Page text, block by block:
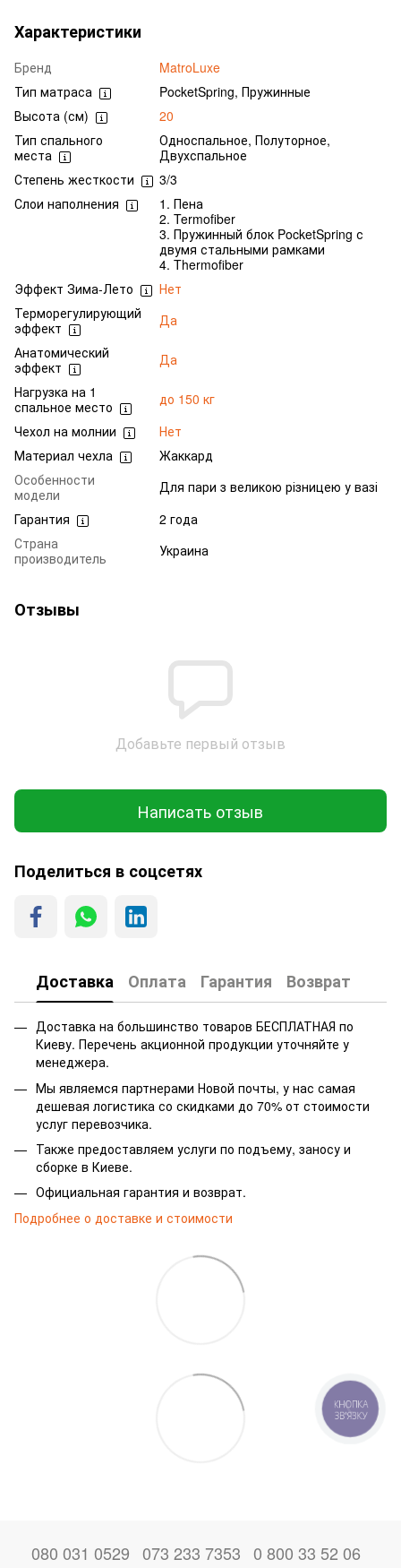
Характеристики
Бренд
MatroLuxe
Тип матраса
PocketSpring, Пружинные
Высота (см)
20
Тип спального
места
Односпальное, Полуторное,
Двухспальное
Степень жесткости
3/3
Слои наполнения
1. Пена
2. Termofiber
3. Пружинный блок PocketSpring с
двумя стальными рамками
4. Thermofiber
Эффект Зима-Лето
Нет
Терморегулирующий
эффект
Да
Анатомический
эффект
Да
Нагрузка на 1
спальное место
до 150 кг
Чехол на молнии
Нет
Материал чехла
Жаккард
Особенности
модели
Для пари з великою різницею у вазі
Гарантия
2 года
Страна
производитель
Украина
Отзывы
Добавьте первый отзыв
Написать отзыв
Поделиться в соцсетях
Доставка Оплата Гарантия Возврат
Доставка на большинство товаров БЕСПЛАТНАЯ по
Киеву. Перечень акционной продукции уточняйте у
менеджера.
Мы являемся партнерами Новой почты, у нас самая
дешевая логистика со скидками до 70% от стоимости
услуг перевозчика.
Также предоставляем услуги по подъему, заносу и
сборке в Киеве.
Официальная гарантия и возврат.
Подробнее о доставке и стоимости
080 031 0529 073 233 7353 0 800 33 52 06
КНОПКА
ЗВ'ЯЗКУ